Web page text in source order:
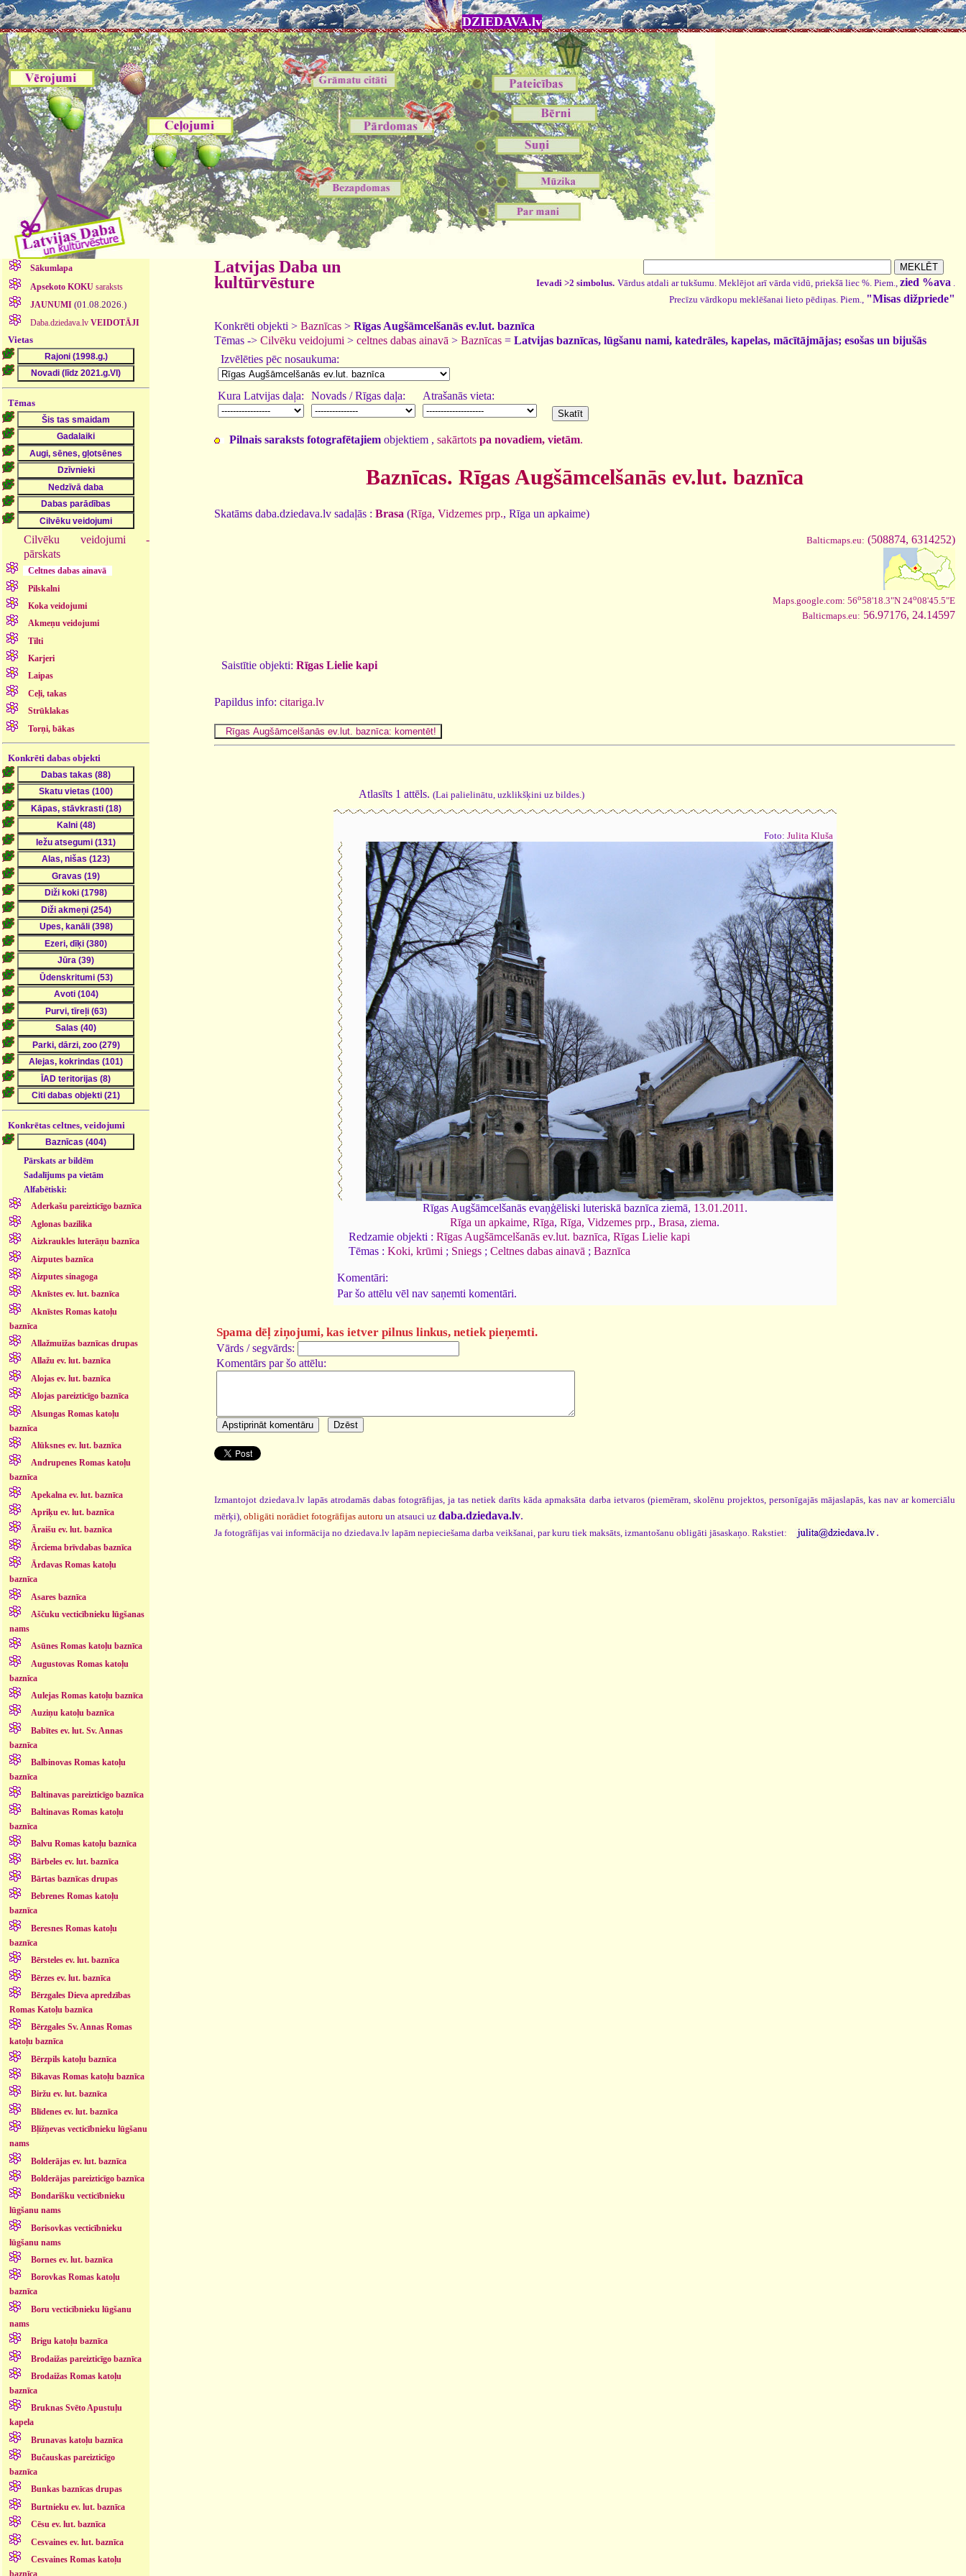
DZIEDAVA.lv
Sākumlapa
Apsekoto KOKUsaraksts
JAUNUMI (01.08.2026.)
Daba.dziedava.lv VEIDOTĀJI
Vietas
Tēmas
Cilvēku veidojumi -
pārskats
Celtnes dabas ainavā
Pilskalni
Koka veidojumi
Akmeņu veidojumi
Tilti
Karjeri
Laipas
Ceļi, takas
Strūklakas
Torņi, bākas
Konkrēti dabas objekti
Konkrētas celtnes, veidojumi
Pārskats ar bildēm
Sadalījums pa vietām
Alfabētiski:
Aderkašu pareizticīgo baznīca
Aglonas bazilika
Aizkraukles luterāņu baznīca
Aizputes baznīca
Aizputes sinagoga
Aknīstes ev. lut. baznīca
Aknīstes Romas katoļu
baznīca
Allažmuižas baznīcas drupas
Allažu ev. lut. baznīca
Alojas ev. lut. baznīca
Alojas pareizticīgo baznīca
Alsungas Romas katoļu
baznīca
Alūksnes ev. lut. baznīca
Andrupenes Romas katoļu
baznīca
Apekalna ev. lut. baznīca
Apriķu ev. lut. baznīca
Āraišu ev. lut. baznīca
Ārciema brīvdabas baznīca
Ārdavas Romas katoļu
baznīca
Asares baznīca
Aščuku vecticībnieku lūgšanas
nams
Asūnes Romas katoļu baznīca
Augustovas Romas katoļu
baznīca
Aulejas Romas katoļu baznīca
Auziņu katoļu baznīca
Babītes ev. lut. Sv. Annas
baznīca
Balbinovas Romas katoļu
baznīca
Baltinavas pareizticīgo baznīca
Baltinavas Romas katoļu
baznīca
Balvu Romas katoļu baznīca
Bārbeles ev. lut. baznīca
Bārtas baznīcas drupas
Bebrenes Romas katoļu
baznīca
Beresnes Romas katoļu
baznīca
Bērsteles ev. lut. baznīca
Bērzes ev. lut. baznīca
Bērzgales Dieva apredzības
Romas Katoļu baznīca
Bērzgales Sv. Annas Romas
katoļu baznīca
Bērzpils katoļu baznīca
Bikavas Romas katoļu baznīca
Biržu ev. lut. baznīca
Blīdenes ev. lut. baznīca
Bļižņevas vecticībnieku lūgšanu
nams
Bolderājas ev. lut. baznīca
Bolderājas pareizticīgo baznīca
Bondarišku vecticībnieku
lūgšanu nams
Borisovkas vecticībnieku
lūgšanu nams
Bornes ev. lut. baznīca
Borovkas Romas katoļu
baznīca
Boru vecticībnieku lūgšanu
nams
Brigu katoļu baznīca
Brodaižas pareizticīgo baznīca
Brodaižas Romas katoļu
baznīca
Bruknas Svēto Apustuļu
kapela
Brunavas katoļu baznīca
Bučauskas pareizticīgo
baznīca
Bunkas baznīcas drupas
Burtnieku ev. lut. baznīca
Cēsu ev. lut. baznīca
Cesvaines ev. lut. baznīca
Cesvaines Romas katoļu
baznīca
Latvijas Daba un
kultūrvēsture
Ievadi >2 simbolus. Vārdus atdali ar tukšumu. Meklējot arī vārda vidū, priekšā liec %. Piem., zied %ava .
Precīzu vārdkopu meklēšanai lieto pēdiņas. Piem., "Misas dižpriede"
Konkrēti objekti > Baznīcas > Rīgas Augšāmcelšanās ev.lut. baznīca
Tēmas -> Cilvēku veidojumi > celtnes dabas ainavā > Baznīcas = Latvijas baznīcas, lūgšanu nami, katedrāles, kapelas, mācītājmājas; esošas un bijušās
Izvēlēties pēc nosaukuma:
Kura Latvijas daļa: Novads / Rīgas daļa: Atrašanās vieta:
Pilnais saraksts fotografētajiem objektiem , sakārtots pa novadiem, vietām.
Baznīcas. Rīgas Augšāmcelšanās ev.lut. baznīca
Skatāms daba.dziedava.lv sadaļās : Brasa (Rīga, Vidzemes prp., Rīga un apkaime)
Balticmaps.eu: (508874, 6314252)
Maps.google.com: 56o58'18.3"N 24o08'45.5"E
Balticmaps.eu: 56.97176, 24.14597
Saistītie objekti: Rīgas Lielie kapi
Papildus info: citariga.lv
Atlasīts 1 attēls. (Lai palielinātu, uzklikšķini uz bildes.)
Foto: Julita Kluša
Rīgas Augšāmcelšanās evaņģēliski luteriskā baznīca ziemā, 13.01.2011 .
Rīga un apkaime, Rīga, Rīga, Vidzemes prp., Brasa, ziema.
Redzamie objekti : Rīgas Augšāmcelšanās ev.lut. baznīca, Rīgas Lielie kapi
Tēmas : Koki, krūmi ; Sniegs; Celtnes dabas ainavā ; Baznīca
Komentāri:
Par šo attēlu vēl nav saņemti komentāri.
Spama dēļ ziņojumi, kas ietver pilnus linkus, netiek pieņemti.
Vārds / segvārds:
Komentārs par šo attēlu:
Izmantojot dziedava.lv lapās atrodamās dabas fotogrāfijas, ja tas netiek darīts kāda apmaksāta darba ietvaros (piemēram, skolēnu projektos, personīgajās mājaslapās, kas nav ar komerciālu
mērķi), obligāti norādiet fotogrāfijas autoru un atsauci uz daba.dziedava.lv.
Ja fotogrāfijas vai informācija no dziedava.lv lapām nepieciešama darba veikšanai, par kuru tiek maksāts, izmantošanu obligāti jāsaskaņo. Rakstiet: .